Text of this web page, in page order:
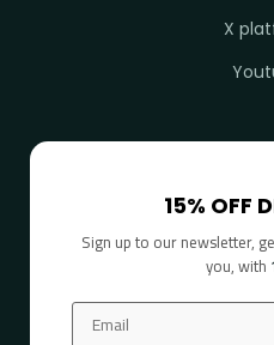
X
15% OFF
Sign up to our newsletter,
you, with